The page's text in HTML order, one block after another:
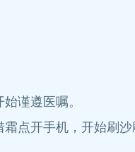
谨遵医嘱。
开手机，开始刷沙